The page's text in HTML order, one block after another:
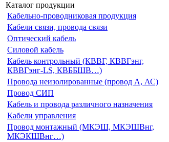
Каталог продукции
Кабельно-проводниковая продукция
Кабели связи, провода связи
Оптический кабель
Силовой кабель
Кабель контрольный (КВВГ, КВВГэнг,
КВВГэнг-LS, КВББШВ…)
Провода неизолированные (провод А, АС)
Провод СИП
Кабель и провода различного назначения
Кабели управления
Провод монтажный (МКЭШ, МКЭШВнг,
МКЭКШВнг…)